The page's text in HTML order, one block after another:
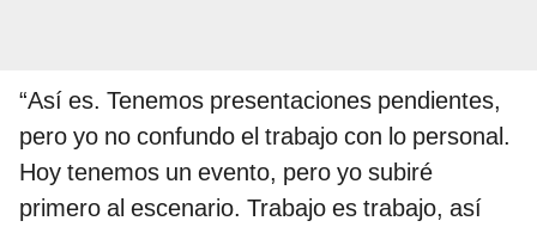
“Así es. Tenemos presentaciones pendientes,
pero yo no confundo el trabajo con lo personal.
Hoy tenemos un evento, pero yo subiré
primero al escenario. Trabajo es trabajo, así